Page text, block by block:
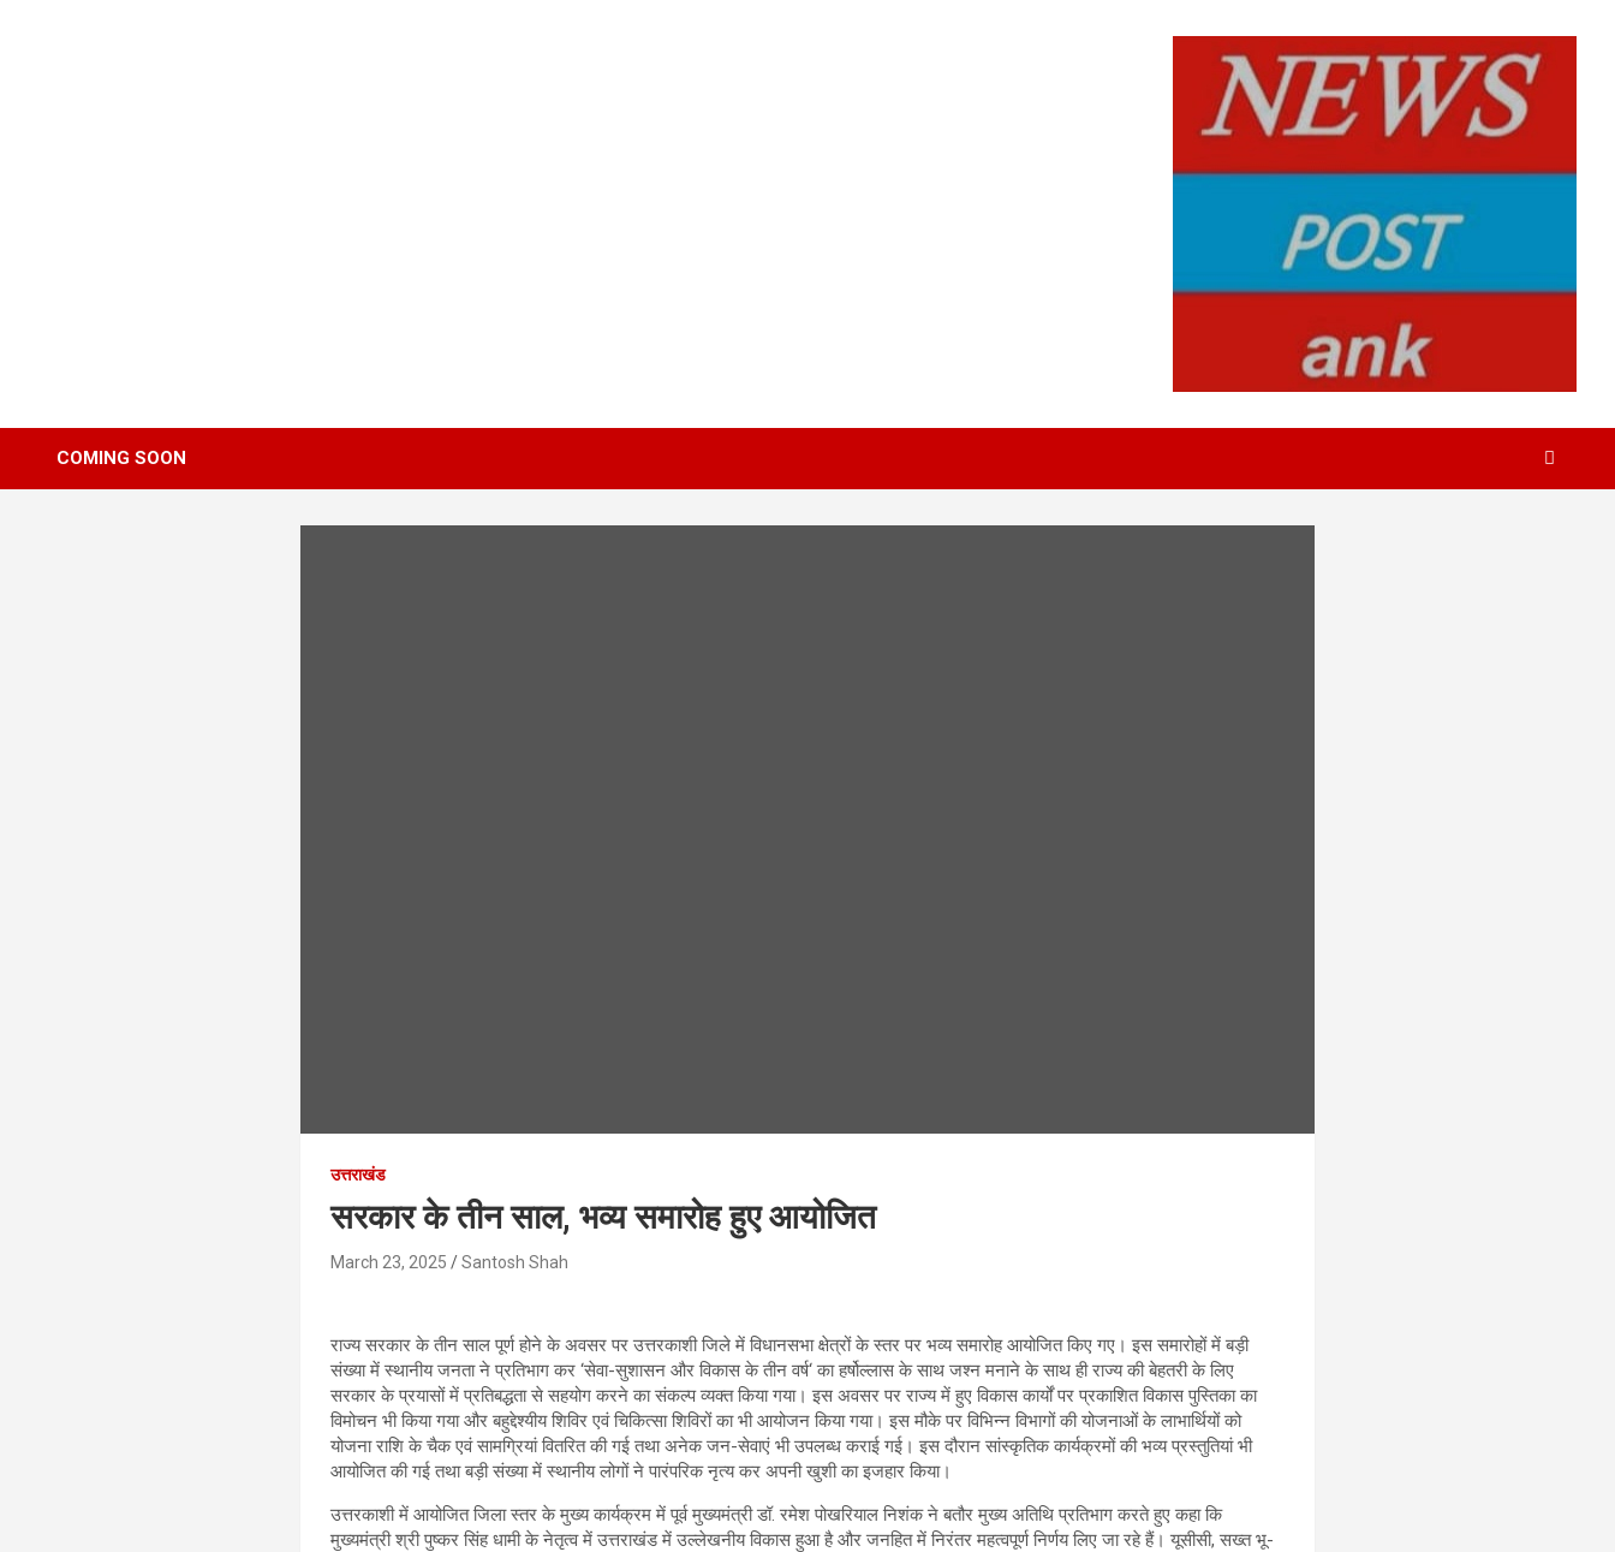
COMING SOON
उत्तराखंड
सरकार के तीन साल, भव्य समारोह हुए आयोजित
March 23, 2025 Santosh Shah
राज्य सरकार के तीन साल पूर्ण होने के अवसर पर उत्तरकाशी जिले में विधानसभा क्षेत्रों के स्तर पर भव्य समारोह आयोजित किए गए। इस समारोहों में बड़ी
संख्या में स्थानीय जनता ने प्रतिभाग कर ‘सेवा-सुशासन और विकास के तीन वर्ष‘ का हर्षोल्लास के साथ जश्न मनाने के साथ ही राज्य की बेहतरी के लिए
सरकार के प्रयासों में प्रतिबद्धता से सहयोग करने का संकल्प व्यक्त किया गया। इस अवसर पर राज्य में हुए विकास कार्यों पर प्रकाशित विकास पुस्तिका का
विमोचन भी किया गया और बहुद्देश्यीय शिविर एवं चिकित्सा शिविरों का भी आयोजन किया गया। इस मौके पर विभिन्न विभागों की योजनाओं के लाभार्थियों को
योजना राशि के चैक एवं सामग्रियां वितरित की गई तथा अनेक जन-सेवाएं भी उपलब्ध कराई गई। इस दौरान सांस्कृतिक कार्यक्रमों की भव्य प्रस्तुतियां भी
आयोजित की गई तथा बड़ी संख्या में स्थानीय लोगों ने पारंपरिक नृत्य कर अपनी खुशी का इजहार किया।
उत्तरकाशी में आयोजित जिला स्तर के मुख्य कार्यक्रम में पूर्व मुख्यमंत्री डॉ. रमेश पोखरियाल निशंक ने बतौर मुख्य अतिथि प्रतिभाग करते हुए कहा कि
मुख्यमंत्री श्री पुष्कर सिंह धामी के नेतृत्व में उत्तराखंड में उल्लेखनीय विकास हुआ है और जनहित में निरंतर महत्वपूर्ण निर्णय लिए जा रहे हैं। यूसीसी, सख्त भू-